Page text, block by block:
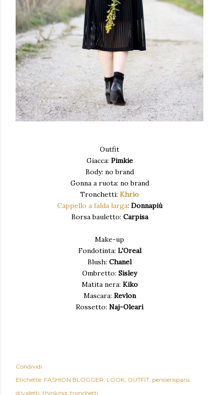
Outfit
Giacca: Pimkie
Body: no brand
Gonna a ruota: no brand
Tronchetti: Khrio
Cappello a falda larga: Donnapiù
Borsa bauletto: Carpisa
Make-up
Fondotinta: L'Oreal
Blush: Chanel
Ombretto: Sisley
Matita nera: Kiko
Mascara: Revlon
Rossetto: Naj-Oleari
Condividi
Etichette: FASHION BLOGGER LOOK OUTFIT pensierisparsi
stivaletti thinking tronchetti